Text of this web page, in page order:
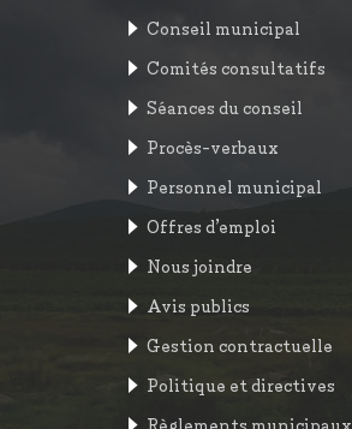
Conseil municipal
Comités consultatifs
Séances du conseil
Procès-verbaux
Personnel municipal
Offres d’emploi
Nous joindre
Avis publics
Gestion contractuelle
Politique et directives
Règlements municipaux